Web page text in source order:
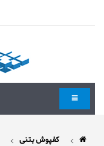
کفپوش بتنی